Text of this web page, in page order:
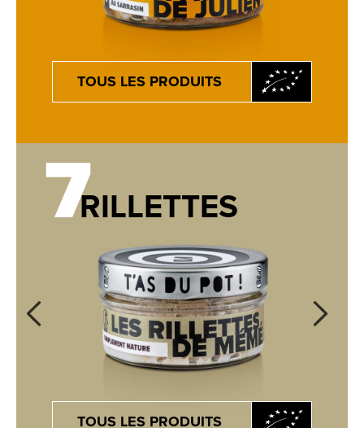
TOUS LES PRODUITS
7RILLETTES
TOUS LES PRODUITS